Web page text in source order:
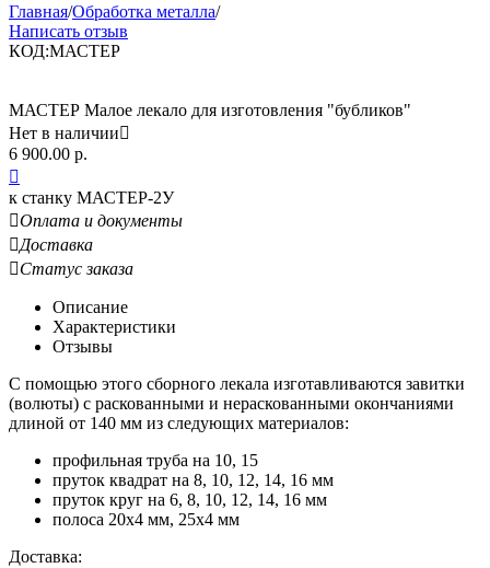
Главная/Обработка металла/
Написать отзыв
КОД:МАСТЕР
МАСТЕР Малое лекало для изготовления "бубликов"
Нет в наличии
6 900.00 р.

к станку МАСТЕР-2У
Оплата и документы
Доставка
Статус заказа
Описание
Характеристики
Отзывы
С помощью этого сборного лекала изготавливаются завитки
(волюты) с раскованными и нераскованными окончаниями
длиной от 140 мм из следующих материалов:
профильная труба на 10, 15
пруток квадрат на 8, 10, 12, 14, 16 мм
пруток круг на 6, 8, 10, 12, 14, 16 мм
полоса 20х4 мм, 25х4 мм
Доставка: